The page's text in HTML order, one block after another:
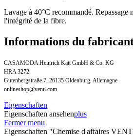
Lavage à 40°C recommandé. Repassage
l'intégrité de la fibre.
Informations du
CASAMODA Heinrich Katt GmbH & Co. KG
HRA 3272
Gutenbergstraße 7, 26135 Oldenburg, Allemagne
onlineshop@venti.com
Eigenschaften
Eigenschaften ansehenplus
Fermer menu
Eigenschaften "Chemise d'affaires